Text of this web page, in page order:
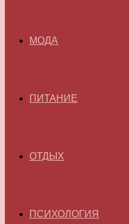
МОДА
ПИТАНИЕ
ОТДЫХ
ПСИХОЛОГИЯ